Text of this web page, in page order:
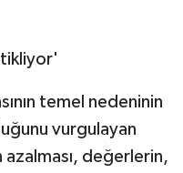
temel nedeninin
vurgulayan
azalması, değerlerin,